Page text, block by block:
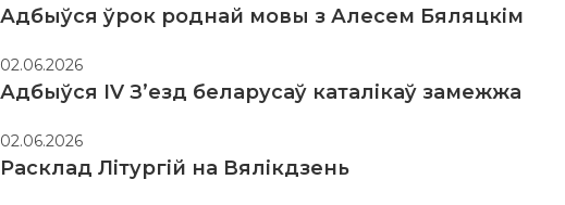
Адбыўся ўрок роднай мовы з Алесем Бяляцкім
02.06.2026
Адбыўся IV З’езд беларусаў каталікаў замежжа
02.06.2026
Расклад Літургій на Вялікдзень